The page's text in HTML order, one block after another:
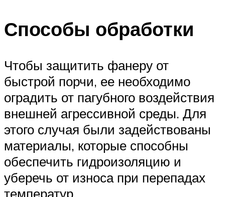
Способы обработки
Чтобы защитить фанеру от
быстрой порчи, ее необходимо
оградить от пагубного воздействия
внешней агрессивной среды. Для
этого случая были задействованы
материалы, которые способны
обеспечить гидроизоляцию и
уберечь от износа при перепадах
температур.